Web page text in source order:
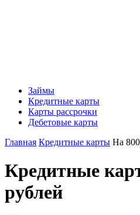
Займы
Кредитные карты
Карты рассрочки
Дебетовые карты
Главная Кредитные карты На
Кредитные
рублей